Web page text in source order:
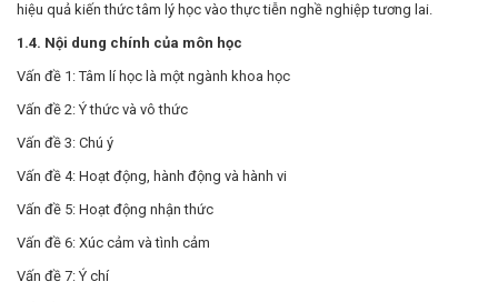
hiệu quả kiến thức tâm lý học vào thực tiễn nghề nghiệp tương lai.
1.4. Nội dung chính của môn học
Vấn đề 1: Tâm lí học là một ngành khoa học
Vấn đề 2: Ý thức và vô thức
Vấn đề 3: Chú ý
Vấn đề 4: Hoạt động, hành động và hành vi
Vấn đề 5: Hoạt động nhận thức
Vấn đề 6: Xúc cảm và tình cảm
Vấn đề 7: Ý chí